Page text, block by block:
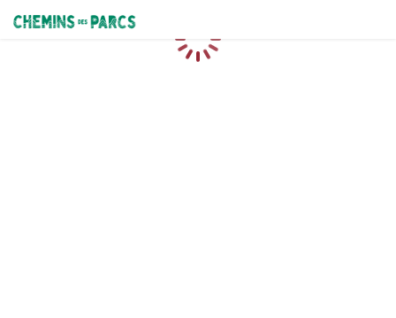
Chemins des Parcs
Caricamento